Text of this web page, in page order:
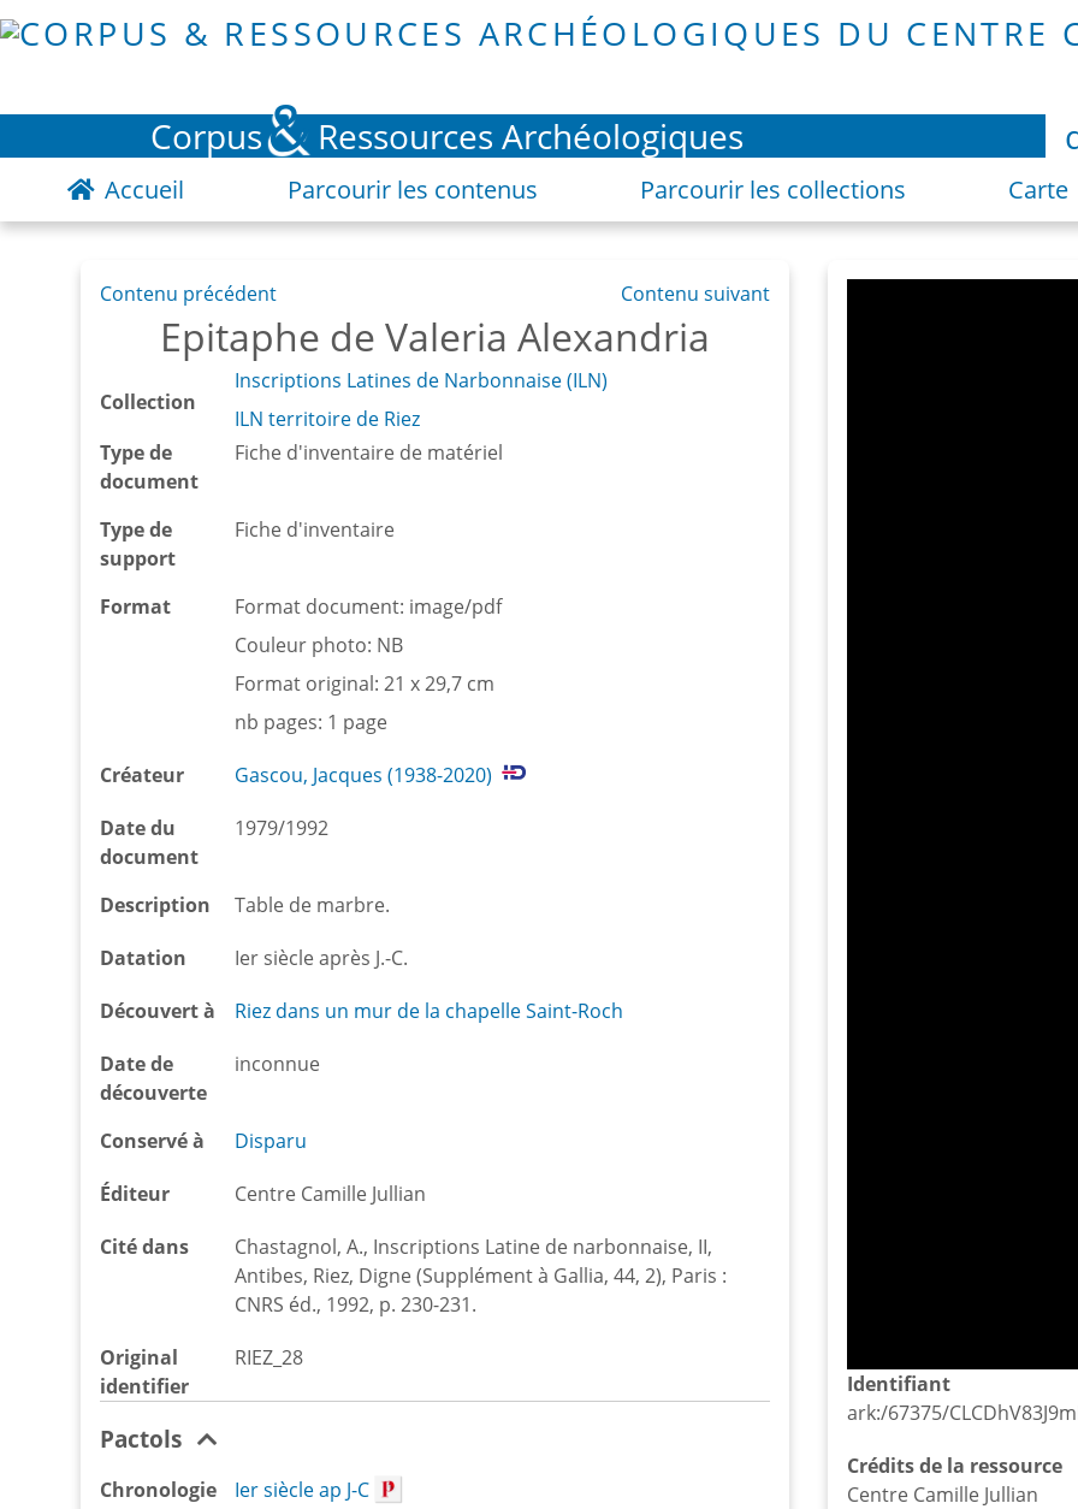
Corpus&Ressources Archéologiques
Accueil Parcourir les contenus Parcourir les collections Carte
Contenu précédent Contenu suivant
Epitaphe de Valeria Alexandria
Collection
Inscriptions Latines de Narbonnaise (ILN)
ILN territoire de Riez
Type de
document
Fiche d'inventaire de matériel
Type de
support
Fiche d'inventaire
Format
Format document: image/pdf
Couleur photo: NB
Format original: 21 x 29,7 cm
nb pages: 1 page
Créateur
Gascou, Jacques (1938-2020)
Date du
document
1979/1992
Description
Table de marbre.
Datation
Ier siècle après J.-C.
Découvert à
Riez dans un mur de la chapelle Saint-Roch
Date de
découverte
inconnue
Conservé à
Disparu
Éditeur
Centre Camille Jullian
Cité dans
Chastagnol, A., Inscriptions Latine de narbonnaise, II,
Antibes, Riez, Digne (Supplément à Gallia, 44, 2), Paris :
CNRS éd., 1992, p. 230-231.
Original
identifier
RIEZ_28
Pactols
Chronologie
Ier siècle ap J-C
Identifiant
ark:/67375/
Crédits de la ressource
Centre Camille Jullian